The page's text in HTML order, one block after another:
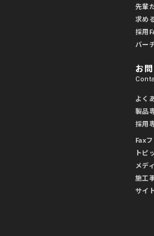
先輩
求め
採用
バー
お
よく
製品
採用
Fax
トピ
メデ
施工
サイ